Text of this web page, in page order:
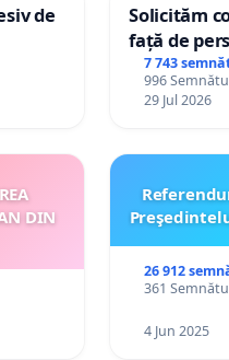
de
Solicităm
față de
7 743
996
29 Jul 2026
DIN
26 912
361
4 Jun 2025